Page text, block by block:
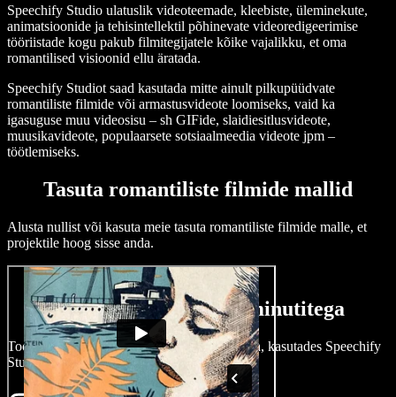
Speechify Studio ulatuslik videoteemade, kleebiste, üleminekute,
animatsioonide ja tehisintellektil põhinevate videoredigeerimise
tööriistade kogu pakub filmitegijatele kõike vajalikku, et oma
romantilised visioonid ellu äratada.
Speechify Studiot saad kasutada mitte ainult pilkupüüdvate
romantiliste filmide või armastusvideote loomiseks, vaid ka
igasuguse muu videosisu – sh GIFide, slaidiesitlusvideote,
muusikavideote, populaarsete sotsiaalmeedia videote jpm –
töötlemiseks.
Tasuta romantiliste filmide mallid
Alusta nullist või kasuta meie tasuta romantiliste filmide malle, et
projektile hoog sisse anda.
Loo romantiline film minutitega
Too oma armastuslugu ellu vaid mõne klikiga, kasutades Speechify
Studiot.